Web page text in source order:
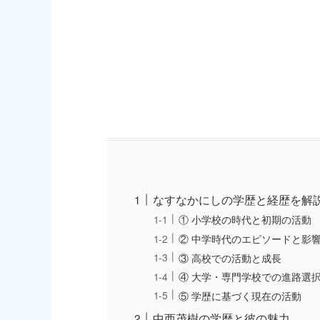
なすなかにしの学歴と経歴を解
① 小学校の時代と初期の活動
② 中学時代のエピソードと影
③ 高校での活動と成長
④ 大学・専門学校での進路選択
⑤ 学歴に基づく現在の活動